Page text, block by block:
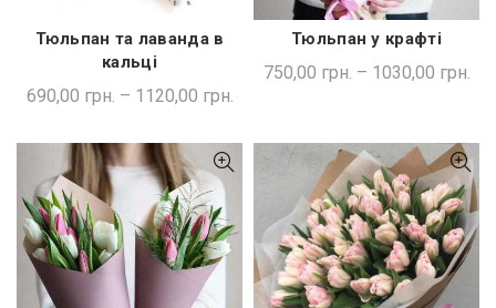
ШВИДКА ПОКУПКА
Тюльпан та лаванда в
кальці
690,00 грн. – 1120,00 грн.
ШВИДКА ПОКУПКА
Тюльпан у крафті
750,00 грн. – 1030,00 грн.